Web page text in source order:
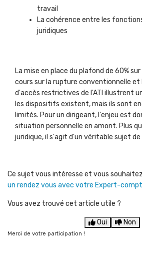
travail
La cohérence entre les
juridiques
La mise en place du plafond de 60%
cours sur la rupture conventionnelle et
d'accès restrictives de l'ATI illustrent
les dispositifs existent, mais ils sont
limités. Pour un dirigeant, l'enjeu est
situation personnelle en amont. Plus
juridique, il s'agit d'un véritable sujet
Ce sujet vous intéresse et vous
un rendez vous avec votre Expert-
Vous avez trouvé cet article utile ?
Oui Non
Merci de votre participation !